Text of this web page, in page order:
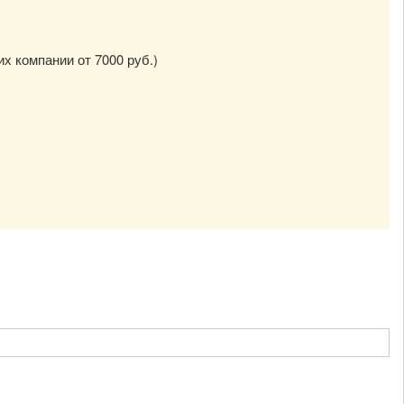
компании от 7000 руб.)